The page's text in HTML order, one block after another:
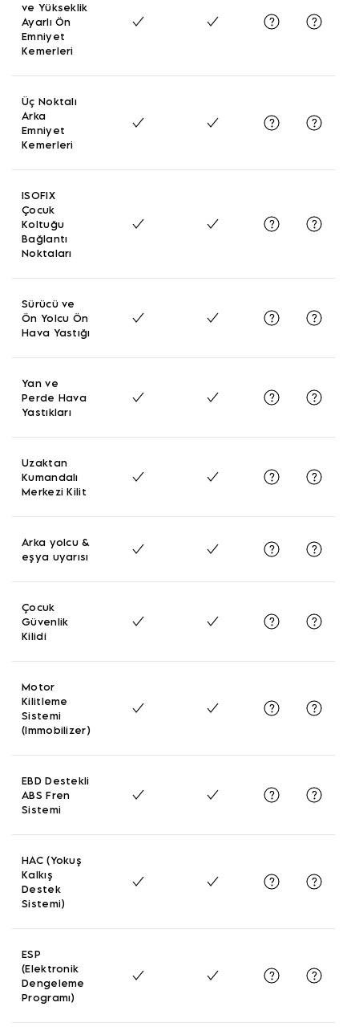
ve Yükseklik
Ayarlı Ön
Emniyet
Kemerleri
Üç Noktalı
Arka
Emniyet
Kemerleri
ISOFIX
Çocuk
Koltuğu
Bağlantı
Noktaları
Sürücü ve
Ön Yolcu Ön
Hava Yastığı
Yan ve
Perde Hava
Yastıkları
Uzaktan
Kumandalı
Merkezi Kilit
Arka yolcu &
eşya uyarısı
Çocuk
Güvenlik
Kilidi
Motor
Kilitleme
Sistemi
(Immobilizer)
EBD Destekli
ABS Fren
Sistemi
HAC (Yokuş
Kalkış
Destek
Sistemi)
ESP
(Elektronik
Dengeleme
Programı)